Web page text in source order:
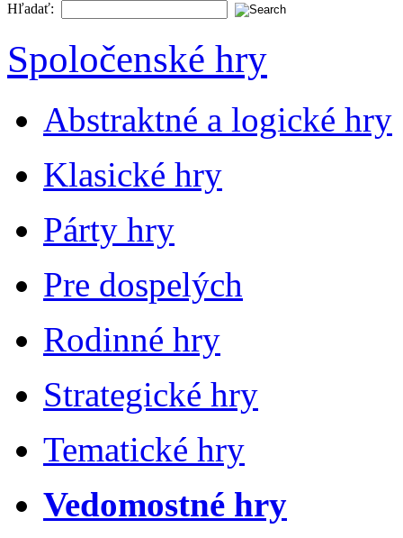
Hľadať:
Spoločenské hry
Abstraktné a logické hry
Klasické hry
Párty hry
Pre dospelých
Rodinné hry
Strategické hry
Tematické hry
Vedomostné hry